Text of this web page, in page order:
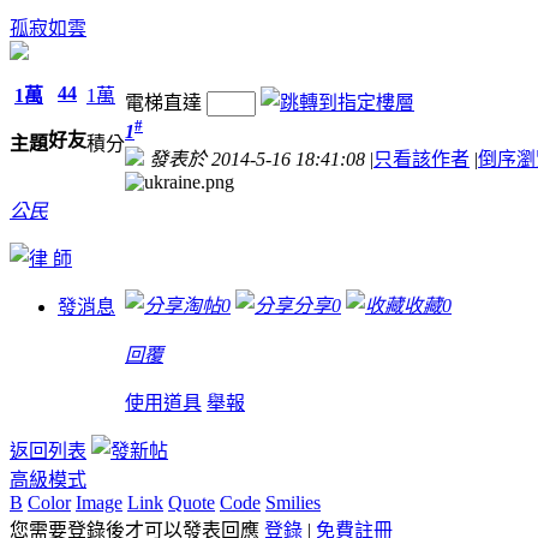
孤寂如雲
1萬
主題
44
好友
1萬
積分
公民
發消息
電梯直達
1#
發表於 2014-5-16 18:41:08 |只看該作者 |倒序
淘帖0 分享0 收藏0
回覆
使用道具 舉報
返回列表
高級模式
B Color Image Link Quote Code Smilies
您需要登錄後才可以發表回應 登錄 | 免費註冊